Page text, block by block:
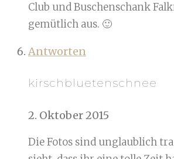
Club und Buschenschank
gemütlich aus. 🙂
Antworten
kirschbluetenschnee
2. Oktober 2015
Die Fotos sind unglaublich